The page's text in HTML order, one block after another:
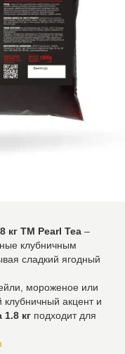
TM Pearl Tea –
клубничным
сладкий ягодный
мороженое или
клубничный акцент и
1.8 кг подходит для